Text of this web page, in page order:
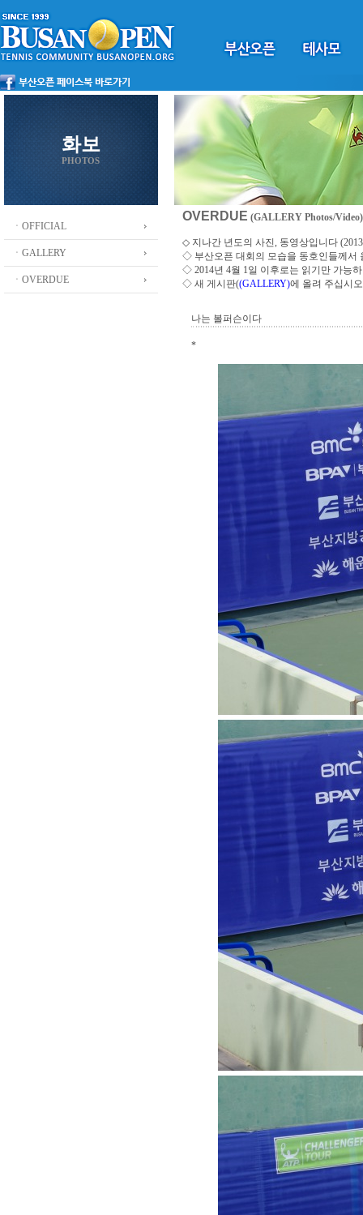
화보
PHOTOS
ㆍOFFICIAL
ㆍGALLERY
ㆍOVERDUE
OVERDUE (GALLERY Photos/Video)
◇ 지나간 년도의 사진, 동영상입니다
◇ 부산오픈 대회의 모습을 동호인들께서
◇ 2014년 4월 1일 이후로는 읽기만 가능
◇ 새 게시판((GALLERY)에 올려 주십시오
나는 볼퍼슨이다
*